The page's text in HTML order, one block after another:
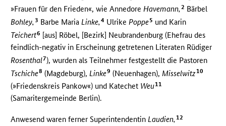
»Frauen für den Frieden«, wie AnnedoreHavemann,2 Bärbel
Bohley,3 Barbe MariaLinke,4 UlrikePoppe5 und Karin
Teichert6 [aus] Röbel, [Bezirk] Neubrandenburg (Ehefrau des
feindlich-negativ in Erscheinung getretenen Literaten Rüdiger
Rosenthal7), wurden als Teilnehmer festgestellt die Pastoren
Tschiche8 (Magdeburg), Linke9 (Neuenhagen), Misselwitz10
(»Friedenskreis Pankow«) und Katechet Weu11
(Samaritergemeinde Berlin).
Anwesend waren ferner SuperintendentinLaudien,12